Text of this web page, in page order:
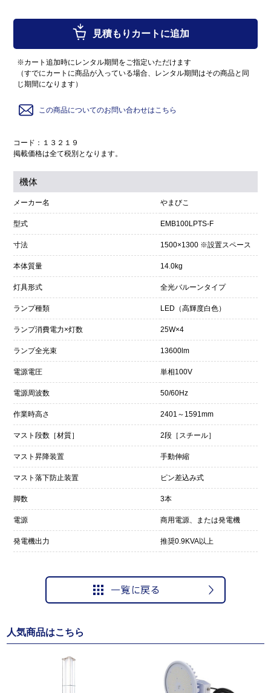
見積もりカートに追加
※カート追加時にレンタル期間をご指定いただけます
（すでにカートに商品が入っている場合、レンタル期間はその商品と同
じ期間になります）
この商品についてのお問い合わせはこちら
コード：１３２１９
掲載価格は全て税別となります。
機体
メーカー名 やまびこ
型式 EMB100LPTS-F
寸法 1500×1300 ※設置スペース
本体質量 14.0kg
灯具形式 全光バルーンタイプ
ランプ種類 LED（高輝度白色）
ランプ消費電力×灯数 25W×4
ランプ全光束 13600lm
電源電圧 単相100V
電源周波数 50/60Hz
作業時高さ 2401～1591mm
マスト段数［材質］ 2段［スチール］
マスト昇降装置 手動伸縮
マスト落下防止装置 ピン差込み式
脚数 3本
電源 商用電源、または発電機
発電機出力 推奨0.9KVA以上
人気商品はこちら